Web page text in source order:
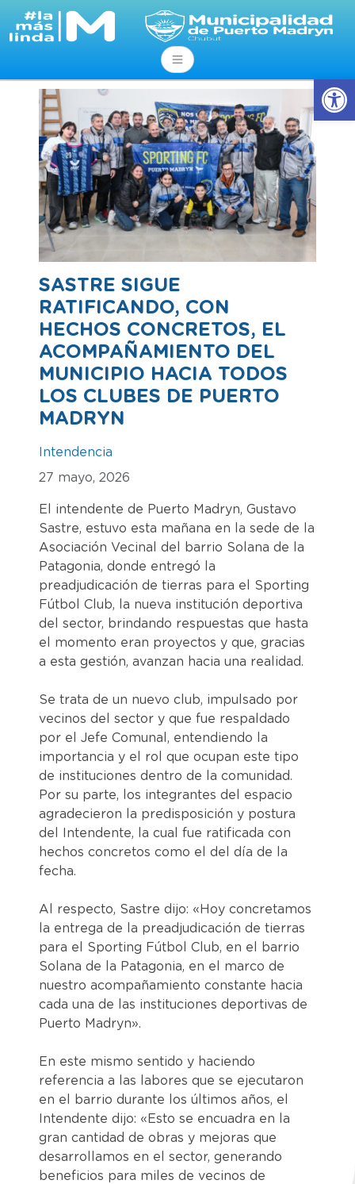
Abrir
SASTRE SIGUE
RATIFICANDO, CON
HECHOS CONCRETOS, EL
ACOMPAÑAMIENTO DEL
MUNICIPIO HACIA TODOS
LOS CLUBES DE PUERTO
MADRYN
Intendencia
27 mayo, 2026
El intendente de Puerto Madryn, Gustavo
Sastre, estuvo esta mañana en la sede de la
Asociación Vecinal del barrio Solana de la
Patagonia, donde entregó la
preadjudicación de tierras para el Sporting
Fútbol Club, la nueva institución deportiva
del sector, brindando respuestas que hasta
el momento eran proyectos y que, gracias
a esta gestión, avanzan hacia una realidad.
Se trata de un nuevo club, impulsado por
vecinos del sector y que fue respaldado
por el Jefe Comunal, entendiendo la
importancia y el rol que ocupan este tipo
de instituciones dentro de la comunidad.
Por su parte, los integrantes del espacio
agradecieron la predisposición y postura
del Intendente, la cual fue ratificada con
hechos concretos como el del día de la
fecha.
Al respecto, Sastre dijo: «Hoy concretamos
la entrega de la preadjudicación de tierras
para el Sporting Fútbol Club, en el barrio
Solana de la Patagonia, en el marco de
nuestro acompañamiento constante hacia
cada una de las instituciones deportivas de
Puerto Madryn».
En este mismo sentido y haciendo
referencia a las labores que se ejecutaron
en el barrio durante los últimos años, el
Intendente dijo: «Esto se encuadra en la
gran cantidad de obras y mejoras que
desarrollamos en el sector, generando
beneficios para miles de vecinos de